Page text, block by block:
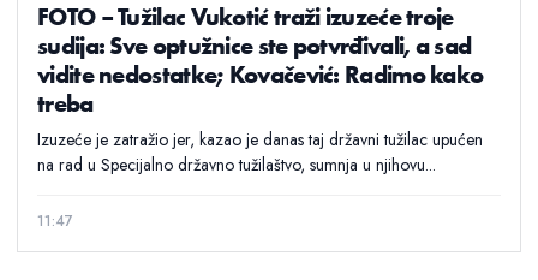
FOTO – Tužilac Vukotić traži izuzeće troje
sudija: Sve optužnice ste potvrđivali, a sad
vidite nedostatke; Kovačević: Radimo kako
treba
Izuzeće je zatražio jer, kazao je danas taj državni tužilac upućen
na rad u Specijalno državno tužilaštvo, sumnja u njihovu...
11:47